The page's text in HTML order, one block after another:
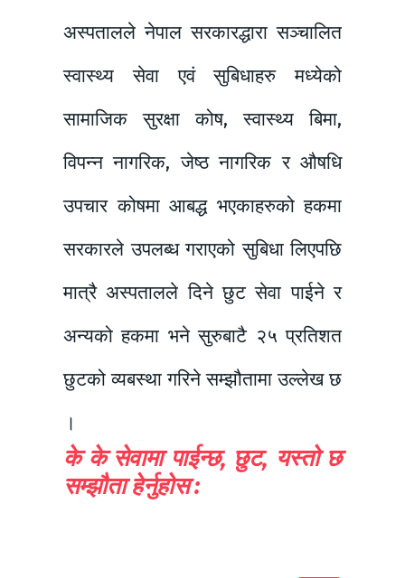
अस्पतालले नेपाल सरकारद्धारा सञ्चालित
स्वास्थ्य सेवा एवं सुबिधाहरु मध्येको
सामाजिक सुरक्षा कोष, स्वास्थ्य बिमा,
विपन्न नागरिक, जेष्ठ नागरिक र औषधि
उपचार कोषमा आबद्ध भएकाहरुको हकमा
सरकारले उपलब्ध गराएको सुबिधा लिएपछि
मात्रै अस्पतालले दिने छुट सेवा पाईने र
अन्यको हकमा भने सुरुबाटै २५ प्रतिशत
छुटको व्यबस्था गरिने सम्झौतामा उल्लेख छ
।
के के सेवामा पाईन्छ, छुट, यस्तो छ
सम्झौता हेर्नुहोस :